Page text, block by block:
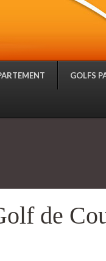
GOLFS
de